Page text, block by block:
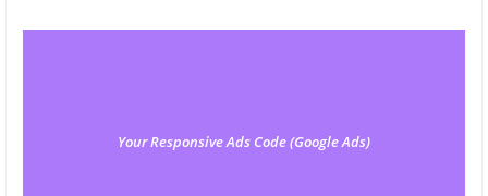
Your Responsive Ads Code (Google Ads)